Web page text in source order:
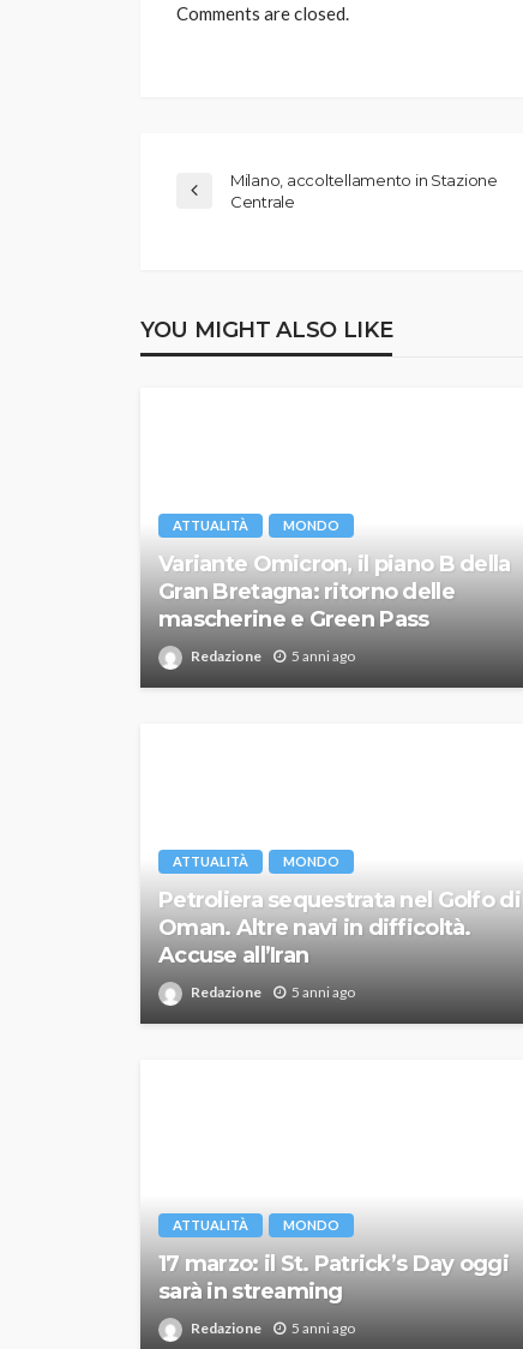
Comments are closed.
Milano, accoltellamento in Stazione
Centrale
YOU MIGHT ALSO LIKE
ATTUALITÀ MONDO
Variante Omicron, il piano B della
Gran Bretagna: ritorno delle
mascherine e Green Pass
Redazione 5 anni ago
ATTUALITÀ MONDO
Petroliera sequestrata nel Golfo di
Oman. Altre navi in difficoltà.
Accuse all’Iran
Redazione 5 anni ago
ATTUALITÀ MONDO
17 marzo: il St. Patrick’s Day oggi
sarà in streaming
Redazione 5 anni ago